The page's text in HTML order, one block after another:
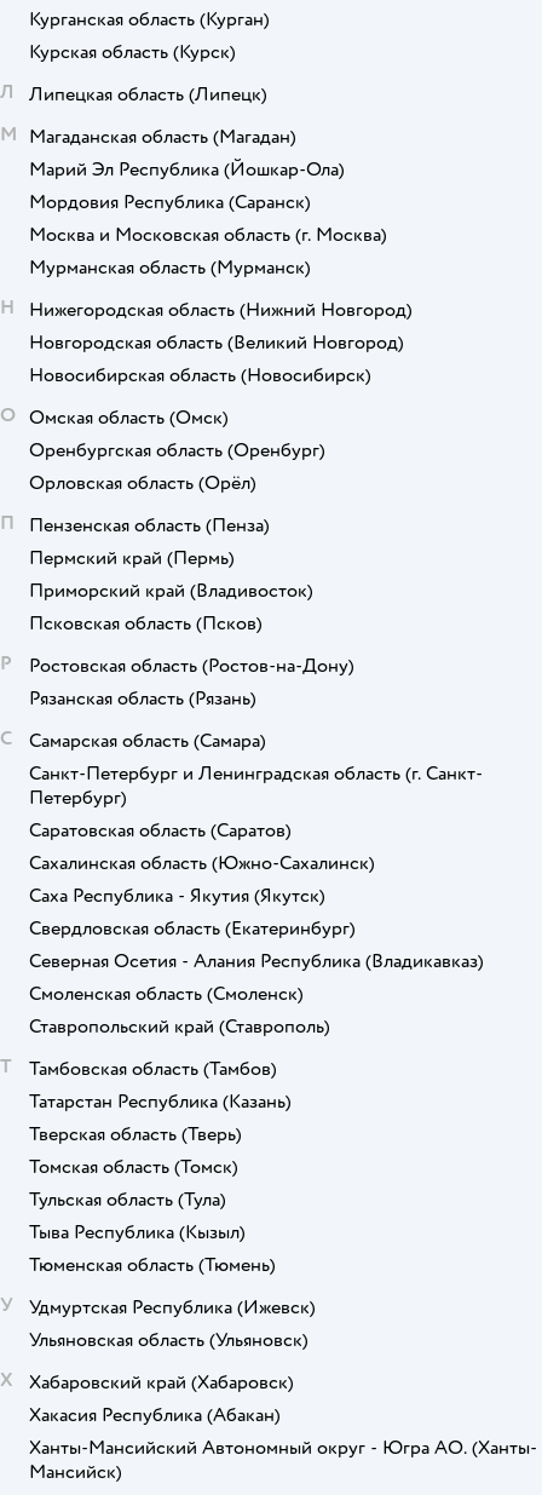
Курганская область (Курган)
Курская область (Курск)
Л
Липецкая область (Липецк)
М Магаданская область (Магадан)
Марий Эл Республика (Йошкар-Ола)
Мордовия Республика (Саранск)
Москва и Московская область (г. Москва)
Мурманская область (Мурманск)
Н
Нижегородская область (Нижний Новгород)
Новгородская область (Великий Новгород)
Новосибирская область (Новосибирск)
О Омская область (Омск)
Оренбургская область (Оренбург)
Орловская область (Орёл)
П
Пензенская область (Пенза)
Пермский край (Пермь)
Приморский край (Владивосток)
Псковская область (Псков)
Р
Ростовская область (Ростов-на-Дону)
Рязанская область (Рязань)
С
Самарская область (Самара)
Санкт-Петербург и Ленинградская область (г. Санкт-
Петербург)
Саратовская область (Саратов)
Сахалинская область (Южно-Сахалинск)
Саха Республика - Якутия (Якутск)
Свердловская область (Екатеринбург)
Северная Осетия - Алания Республика (Владикавказ)
Смоленская область (Смоленск)
Ставропольский край (Ставрополь)
Т
Тамбовская область (Тамбов)
Татарстан Республика (Казань)
Тверская область (Тверь)
Томская область (Томск)
Тульская область (Тула)
Тыва Республика (Кызыл)
Тюменская область (Тюмень)
У
Удмуртская Республика (Ижевск)
Ульяновская область (Ульяновск)
Х
Хабаровский край (Хабаровск)
Хакасия Республика (Абакан)
Ханты-Мансийский Автономный округ - Югра АО. (Ханты-
Мансийск)